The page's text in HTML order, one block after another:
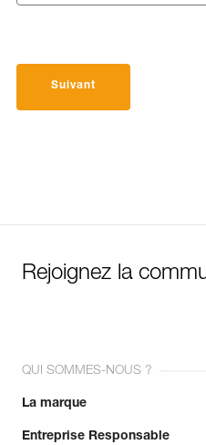
Suivant
Rejoignez la
QUI SOMMES-NOUS ?
La marque
Entreprise Responsable